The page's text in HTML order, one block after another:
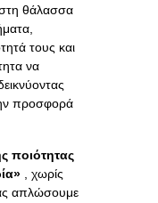
θάλασσα
τους και
να
προσφορά
ποιότητας
, χωρίς
απλώσουμε